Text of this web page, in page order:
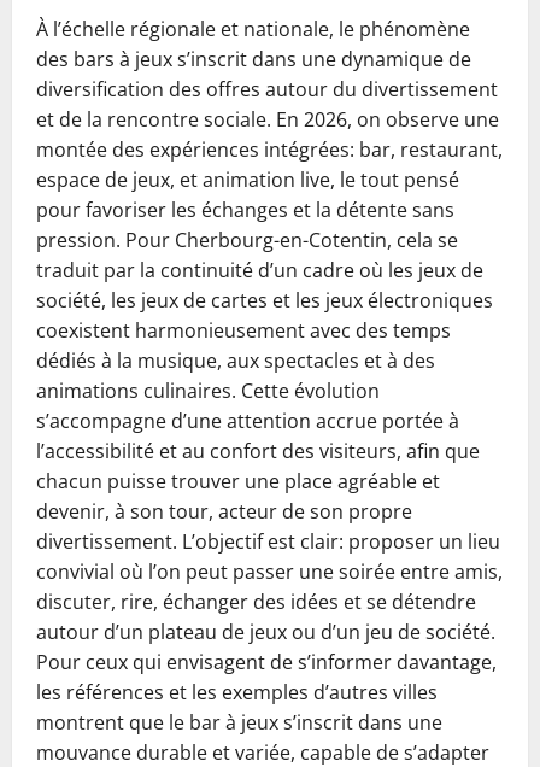
À l’échelle régionale et nationale, le phénomène
des bars à jeux s’inscrit dans une dynamique de
diversification des offres autour du divertissement
et de la rencontre sociale. En 2026, on observe une
montée des expériences intégrées: bar, restaurant,
espace de jeux, et animation live, le tout pensé
pour favoriser les échanges et la détente sans
pression. Pour Cherbourg-en-Cotentin, cela se
traduit par la continuité d’un cadre où les jeux de
société, les jeux de cartes et les jeux électroniques
coexistent harmonieusement avec des temps
dédiés à la musique, aux spectacles et à des
animations culinaires. Cette évolution
s’accompagne d’une attention accrue portée à
l’accessibilité et au confort des visiteurs, afin que
chacun puisse trouver une place agréable et
devenir, à son tour, acteur de son propre
divertissement. L’objectif est clair: proposer un lieu
convivial où l’on peut passer une soirée entre amis,
discuter, rire, échanger des idées et se détendre
autour d’un plateau de jeux ou d’un jeu de société.
Pour ceux qui envisagent de s’informer davantage,
les références et les exemples d’autres villes
montrent que le bar à jeux s’inscrit dans une
mouvance durable et variée, capable de s’adapter